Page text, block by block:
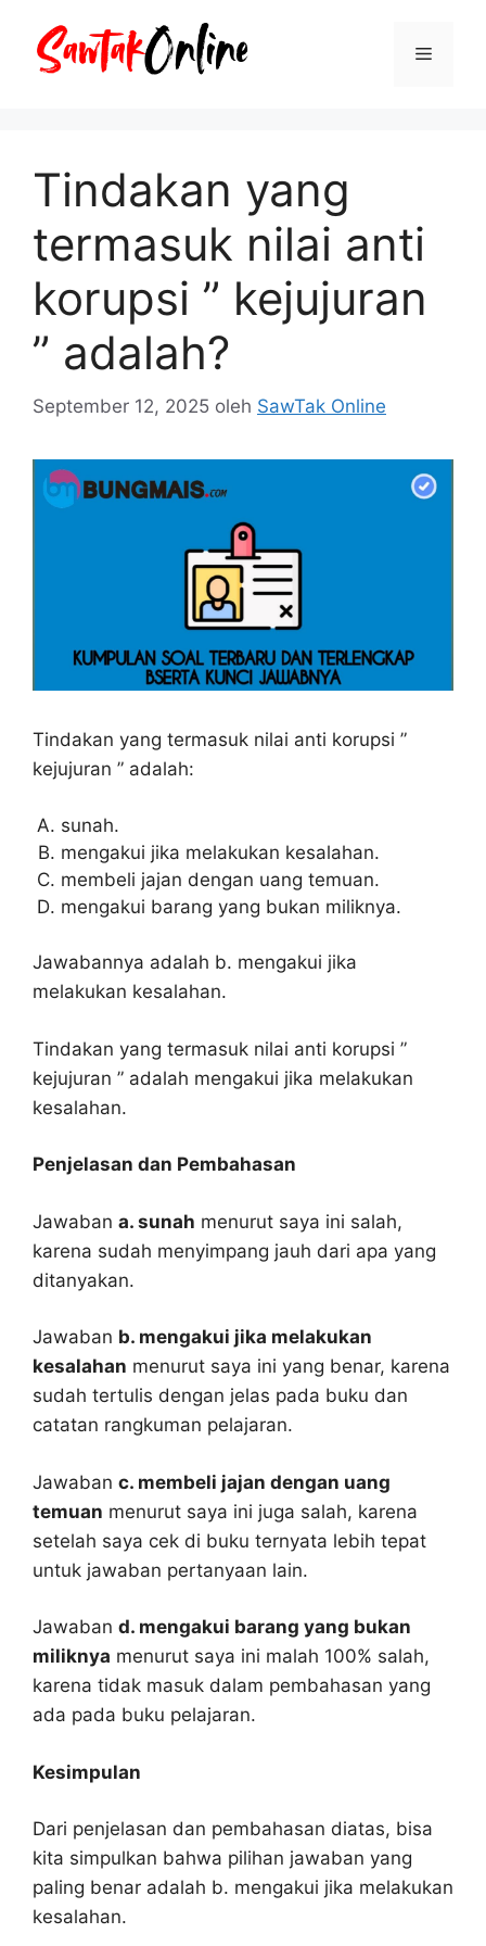
Menu
Tindakan yang
termasuk nilai anti
korupsi ” kejujuran
” adalah?
September 12, 2025 oleh SawTak Online
Tindakan yang termasuk nilai anti korupsi ”
kejujuran ” adalah:
sunah.
mengakui jika melakukan kesalahan.
membeli jajan dengan uang temuan.
mengakui barang yang bukan miliknya.
Jawabannya adalah b. mengakui jika
melakukan kesalahan.
Tindakan yang termasuk nilai anti korupsi ”
kejujuran ” adalah mengakui jika melakukan
kesalahan.
Penjelasan dan Pembahasan
Jawaban a. sunah menurut saya ini salah,
karena sudah menyimpang jauh dari apa yang
ditanyakan.
Jawaban b. mengakui jika melakukan
kesalahan menurut saya ini yang benar, karena
sudah tertulis dengan jelas pada buku dan
catatan rangkuman pelajaran.
Jawaban c. membeli jajan dengan uang
temuan menurut saya ini juga salah, karena
setelah saya cek di buku ternyata lebih tepat
untuk jawaban pertanyaan lain.
Jawaban d. mengakui barang yang bukan
miliknya menurut saya ini malah 100% salah,
karena tidak masuk dalam pembahasan yang
ada pada buku pelajaran.
Kesimpulan
Dari penjelasan dan pembahasan diatas, bisa
kita simpulkan bahwa pilihan jawaban yang
paling benar adalah b. mengakui jika melakukan
kesalahan.